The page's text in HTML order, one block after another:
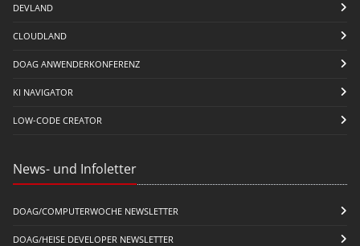
DEVLAND
CLOUDLAND
DOAG ANWENDERKONFERENZ
KI NAVIGATOR
LOW-CODE CREATOR
News- und Infoletter
DOAG/COMPUTERWOCHE NEWSLETTER
DOAG/HEISE DEVELOPER NEWSLETTER